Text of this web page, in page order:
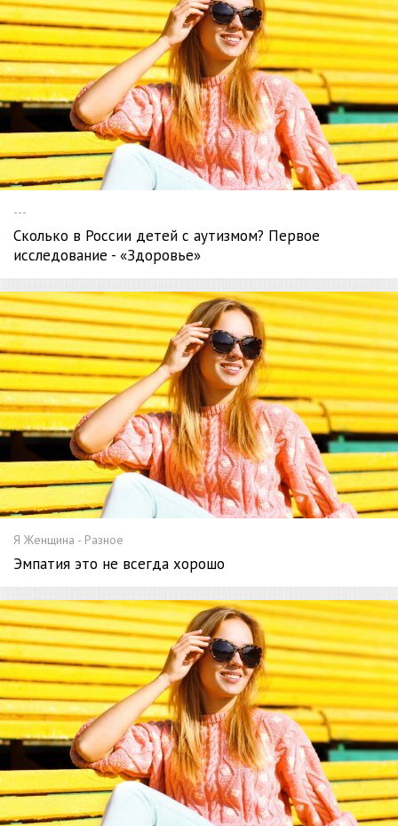
---
Сколько в России детей с аутизмом? Первое
исследование - «Здоровье»
Я Женщина - Разное
Эмпатия это не всегда хорошо